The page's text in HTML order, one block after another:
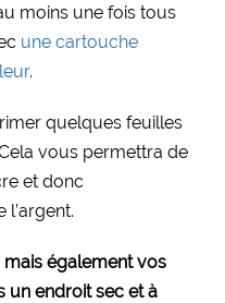
moins une fois tous
une cartouche
.
quelques feuilles
vous permettra de
et donc
l’argent.
également vos
un endroit sec et à